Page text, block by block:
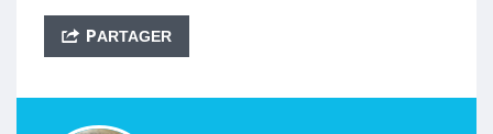
PARTAGER